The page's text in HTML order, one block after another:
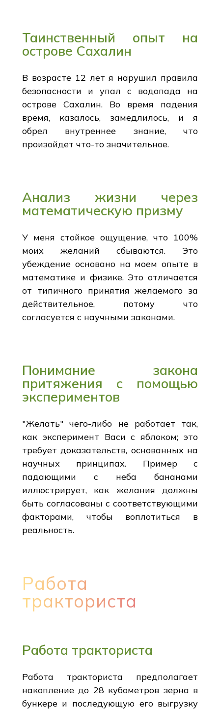
Таинственный опыт на
острове Сахалин
В возрасте 12 лет я нарушил правила
безопасности и упал с водопада на
острове Сахалин. Во время падения
время, казалось, замедлилось, и я
обрел внутреннее знание, что
произойдет что-то значительное.
Анализ жизни через
математическую призму
У меня стойкое ощущение, что 100%
моих желаний сбываются. Это
убеждение основано на моем опыте в
математике и физике. Это отличается
от типичного принятия желаемого за
действительное, потому что
согласуется с научными законами.
Понимание закона
притяжения с помощью
экспериментов
"Желать" чего-либо не работает так,
как эксперимент Васи с яблоком; это
требует доказательств, основанных на
научных принципах. Пример с
падающими с неба бананами
иллюстрирует, как желания должны
быть согласованы с соответствующими
факторами, чтобы воплотиться в
реальность.
Работа
тракториста
Работа тракториста
Работа тракториста предполагает
накопление до 28 кубометров зерна в
бункере и последующую его выгрузку